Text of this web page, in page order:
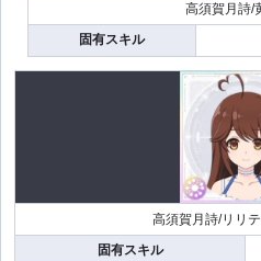
高須賀月詩/
固有スキル
高須賀月詩/リリ
固有スキル